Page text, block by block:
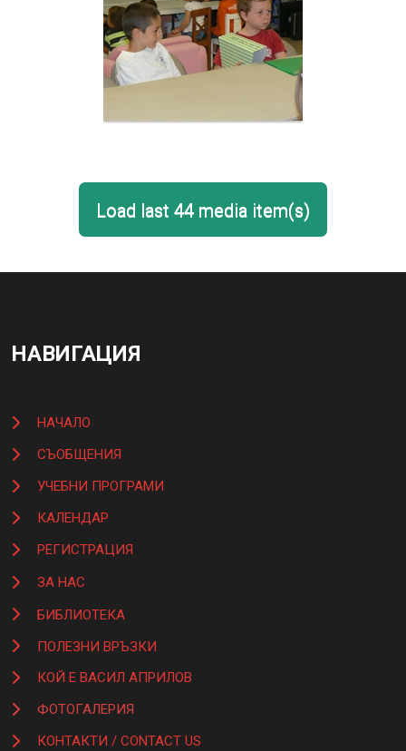
Load last 44 media item(s)
НАВИГАЦИЯ
НАЧАЛО
СЪОБЩЕНИЯ
УЧЕБНИ ПРОГРАМИ
КАЛЕНДАР
РЕГИСТРАЦИЯ
ЗА НАС
БИБЛИОТЕКА
ПОЛЕЗНИ ВРЪЗКИ
КОЙ Е ВАСИЛ АПРИЛОВ
ФОТОГАЛЕРИЯ
КОНТАКТИ / CONTACT US